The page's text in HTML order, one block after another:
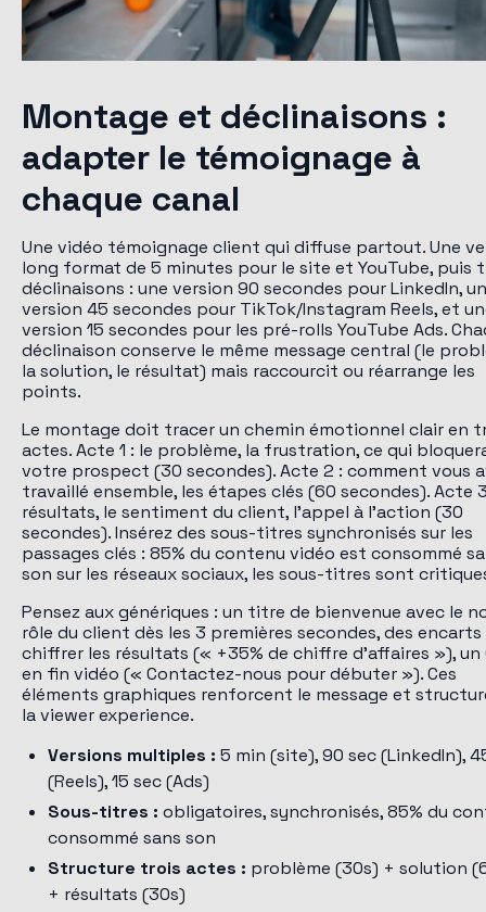
Montage et déclinaisons :
adapter le témoignage à
chaque canal
Une vidéo témoignage client qui diffuse partout. Une
long format de 5 minutes pour le site et YouTube, puis
déclinaisons : une version 90 secondes pour LinkedIn,
version 45 secondes pour TikTok/Instagram Reels, et
version 15 secondes pour les pré-rolls YouTube Ads.
déclinaison conserve le même message central (le
la solution, le résultat) mais raccourcit ou réarrange les
points.
Le montage doit tracer un chemin émotionnel clair en
actes. Acte 1 : le problème, la frustration, ce qui
votre prospect (30 secondes). Acte 2 : comment vous
travaillé ensemble, les étapes clés (60 secondes). Acte
résultats, le sentiment du client, l'appel à l'action (30
secondes). Insérez des sous-titres synchronisés sur les
passages clés : 85% du contenu vidéo est consommé
son sur les réseaux sociaux, les sous-titres sont
Pensez aux génériques : un titre de bienvenue avec le
rôle du client dès les 3 premières secondes, des
chiffrer les résultats (« +35% de chiffre d'affaires »), un
en fin vidéo (« Contactez-nous pour débuter »). Ces
éléments graphiques renforcent le message et
la viewer experience.
Versions multiples : 5 min (site), 90 sec (LinkedIn),
(Reels), 15 sec (Ads)
Sous-titres : obligatoires, synchronisés, 85% du
consommé sans son
Structure trois actes : problème (30s) + solution
+ résultats (30s)